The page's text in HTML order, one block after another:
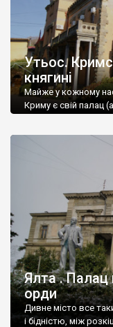
Утьос.
княгині
Майже у кожному
Криму є свій палац
Ялта . Палац
орди
Дивне місто все
і бідністю, між